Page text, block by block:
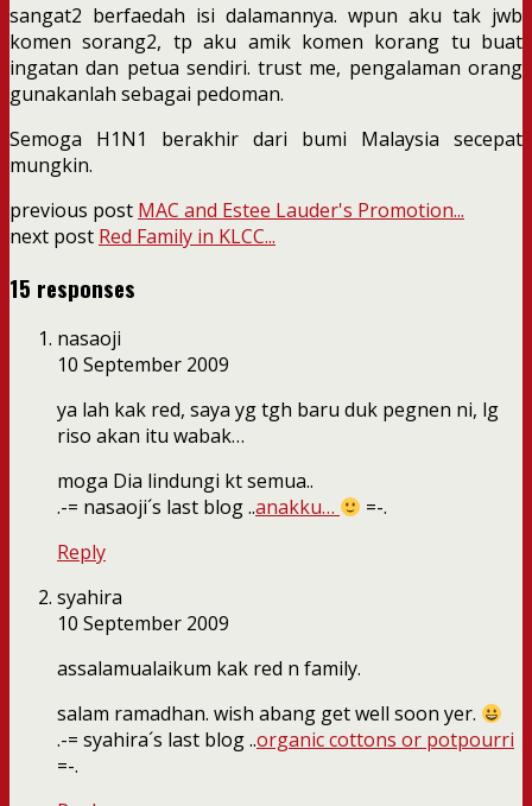
sangat2 berfaedah isi dalamannya. wpun aku tak jwb
komen sorang2, tp aku amik komen korang tu buat
ingatan dan petua sendiri. trust me, pengalaman orang
gunakanlah sebagai pedoman.
Semoga H1N1 berakhir dari bumi Malaysia secepat
mungkin.
previous post MAC and Estee Lauder's Promotion...
next post Red Family in KLCC...
15 responses
nasaoji
10 September 2009
ya lah kak red, saya yg tgh baru duk pegnen ni, lg
riso akan itu wabak…
moga Dia lindungi kt semua..
.-= nasaoji´s last blog ..anakku…
=-.
Reply
syahira
10 September 2009
assalamualaikum kak red n family.
salam ramadhan. wish abang get well soon yer.
.-= syahira´s last blog ..organic cottons or potpourri
=-.